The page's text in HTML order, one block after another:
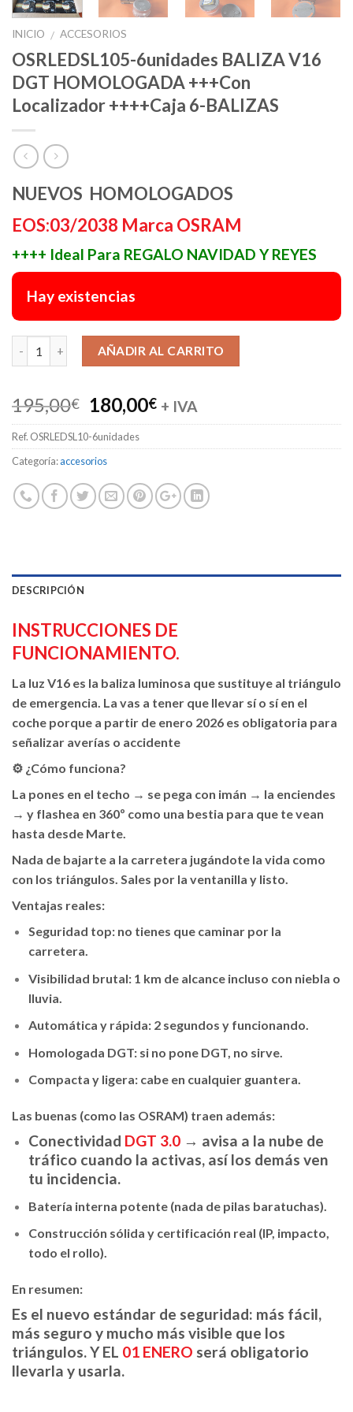
INICIO / ACCESORIOS
OSRLEDSL105-6unidades BALIZA V16
DGT HOMOLOGADA +++Con
Localizador ++++Caja 6-BALIZAS
NUEVOS HOMOLOGADOS
EOS:03/2038 Marca OSRAM
++++ Ideal Para REGALO NAVIDAD Y REYES
Hay existencias
AÑADIR AL CARRITO
195,00€
El
precio
original
era:
195,00€.
180,00€El
precio
180,00€.
+ IVA
Ref. OSRLEDSL10-6unidades
Categoría:accesorios
DESCRIPCIÓN
INSTRUCCIONES DE
FUNCIONAMIENTO.
La luz V16 es la baliza luminosa que sustituye al triángulo
de emergencia. La vas a tener que llevar sí o sí en el
coche porque a partir de enero 2026 es obligatoria para
señalizar averías o accidente
⚙️ ¿Cómo funciona?
La pones en el techo → se pega con imán → la enciendes
→ y flashea en 360º como una bestia para que te vean
hasta desde Marte.
Nada de bajarte a la carretera jugándote la vida como
con los triángulos. Sales por la ventanilla y listo.
Ventajas reales:
Seguridad top: no tienes que caminar por la
carretera.
Visibilidad brutal: 1 km de alcance incluso con niebla o
lluvia.
Automática y rápida: 2 segundos y funcionando.
Homologada DGT: si no pone DGT, no sirve.
Compacta y ligera: cabe en cualquier guantera.
Las buenas (como las OSRAM) traen además:
Conectividad DGT 3.0→ avisa a la nube de
tráfico cuando la activas, así los demás ven
tu incidencia.
Batería interna potente (nada de pilas baratuchas).
Construcción sólida y certificación real (IP, impacto,
todo el rollo).
En resumen:
Es el nuevo estándar de seguridad: más fácil,
más seguro y mucho más visible que los
triángulos. Y EL 01 ENERO será obligatorio
llevarla y usarla.